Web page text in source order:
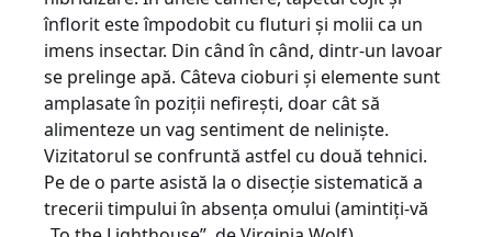
înflorit este împodobit cu fluturi şi molii ca un
imens insectar. Din când în când, dintr-un lavoar
se prelinge apă. Câteva cioburi şi elemente sunt
amplasate în poziţii nefireşti, doar cât să
alimenteze un vag sentiment de nelinişte.
Vizitatorul se confruntă astfel cu două tehnici.
Pe de o parte asistă la o disecţie sistematică a
trecerii timpului în absenţa omului (amintiţi-vă